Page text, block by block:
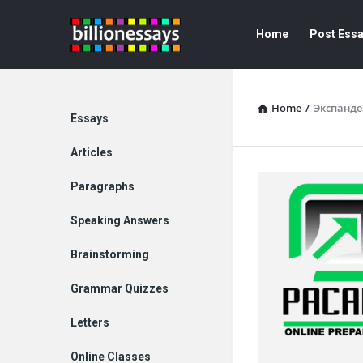
Billion
Essays
Essays
Navigation
Home Post
Home /
Explore
Essays
Articles
Paragraphs
Speaking Answers
Brainstorming
Grammar Quizzes
Letters
Online Classes